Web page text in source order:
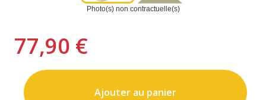
Photo(s) non contractuelle(s)
77,90 €
Ajouter au panier